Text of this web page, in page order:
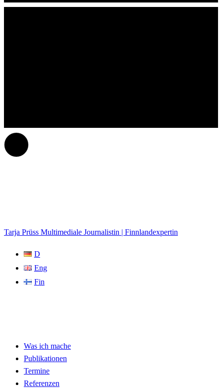
Tarja Prüss Multimediale Journalistin | Finnlandexpertin
D
Eng
Fin
Was ich mache
Publikationen
Termine
Referenzen